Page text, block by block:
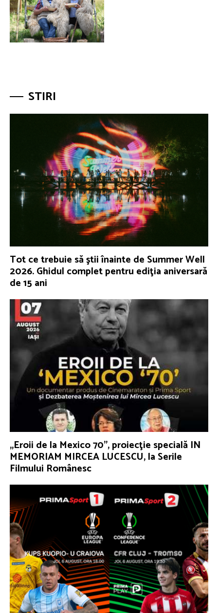
STIRI
Tot ce trebuie să ştii înainte de Summer Well
2026. Ghidul complet pentru ediţia aniversară
de 15 ani
„Eroii de la Mexico 70”, proiecţie specială IN
MEMORIAM MIRCEA LUCESCU, la Serile
Filmului Românesc